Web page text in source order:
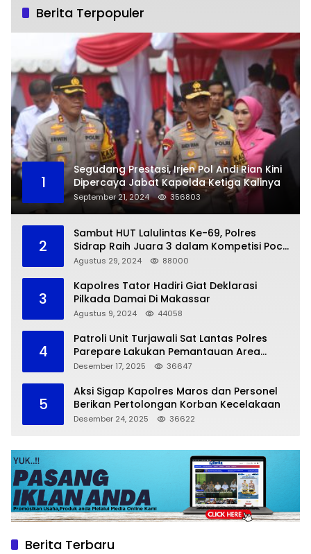
Berita Terpopuler
1
Segudang Prestasi, Irjen Pol Andi Rian Kini
Dipercaya Jabat Kapolda Ketiga Kalinya
September 21, 2024 356803
2
Sambut HUT Lalulintas Ke-69, Polres
Sidrap Raih Juara 3 dalam Kompetisi Pocil
Zona 5
Agustus 29, 2024 88000
3
Kapolres Tator Hadiri Giat Deklarasi
Pilkada Damai Di Makassar
Agustus 9, 2024 44058
4
Patroli Unit Turjawali Sat Lantas Polres
Parepare Lakukan Pemantauan Area
Larangan Parkir
Desember 17, 2025 36647
5
Aksi Sigap Kapolres Maros dan Personel
Berikan Pertolongan Korban Kecelakaan
Desember 24, 2025 36622
Berita Terbaru